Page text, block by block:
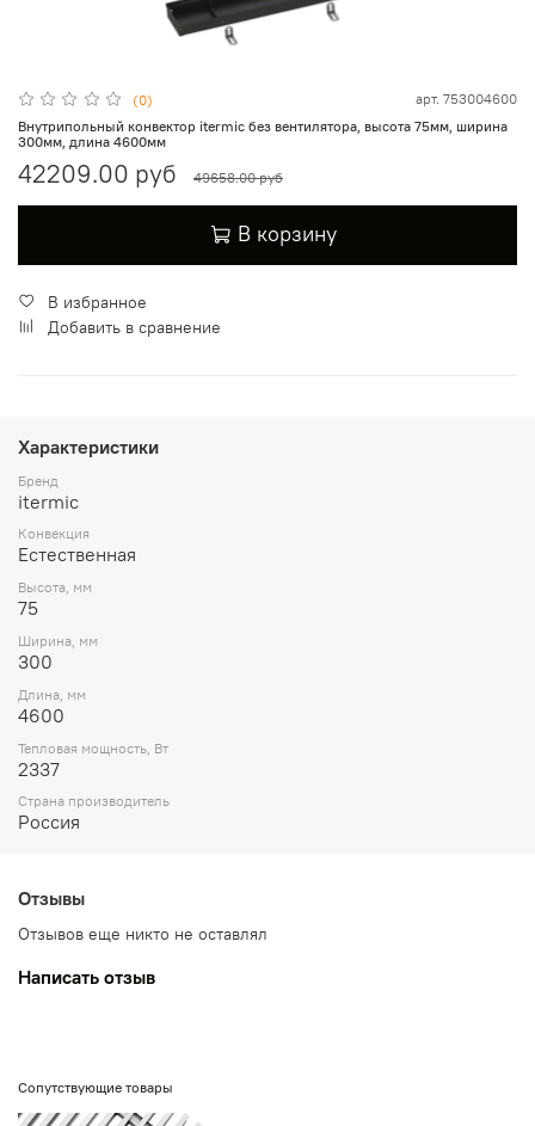
(0) арт. 753004600
Внутрипольный конвектор itermic без вентилятора, высота 75мм, ширина
300мм, длина 4600мм
42209.00 руб 49658.00 руб
В корзину
В избранное
Добавить в сравнение
Характеристики
Бренд
itermic
Конвекция
Естественная
Высота, мм
75
Ширина, мм
300
Длина, мм
4600
Тепловая мощность, Вт
2337
Страна производитель
Россия
Отзывы
Отзывов еще никто не оставлял
Написать отзыв
Сопутствующие товары